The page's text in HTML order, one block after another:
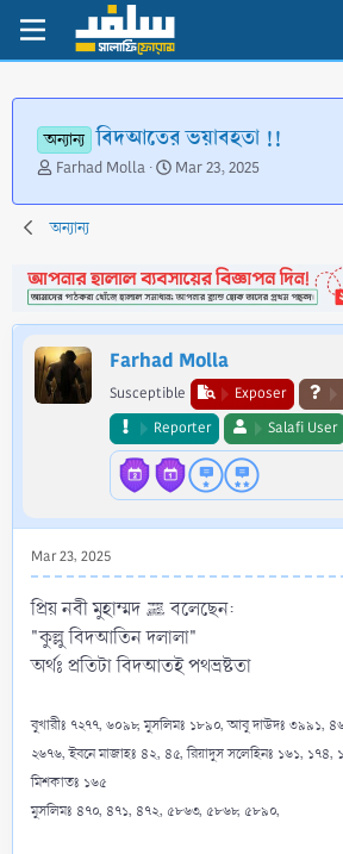
অন্যান্য বিদআতের ভয়াবহতা !!
T
r
e
d
s
t
a
r
t
Farhad Molla
S
a
d
a
t
e
Mar 23, 2025
অন্যান্য
Farhad Molla
Susceptible Exposer
Reporter
Salafi User
Mar 23, 2025
প্রিয় নবী মুহাম্মদ ﷺ বলেছেন:
"কুল্লু বিদআতিন দলালা"
অর্থঃ প্রতিটা বিদআতই পথভ্রষ্টতা
বুখারীঃ ৭২৭৭, ৬০৯৮, মুসলিমঃ ১৮৯০, আবু দাউদঃ ৩৯৯১,
২৬৭৬, ইবনে মাজাহঃ ৪২, ৪৫, রিয়াদুস সলেহিনঃ ১৬১,
মিশকাতঃ ১৬৫
মুসলিমঃ ৪৭০, ৪৭১, ৪৭২, ৫৮৬৩, ৫৮৬৮, ৫৮৯০,